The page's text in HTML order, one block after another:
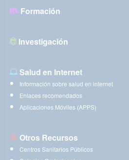
Formación
Investigación
Salud en Internet
Información sobre salud en internet
Enlaces recomendados
Aplicaciones Móviles (APPS)
Otros Recursos
Centros Sanitarios Públicos